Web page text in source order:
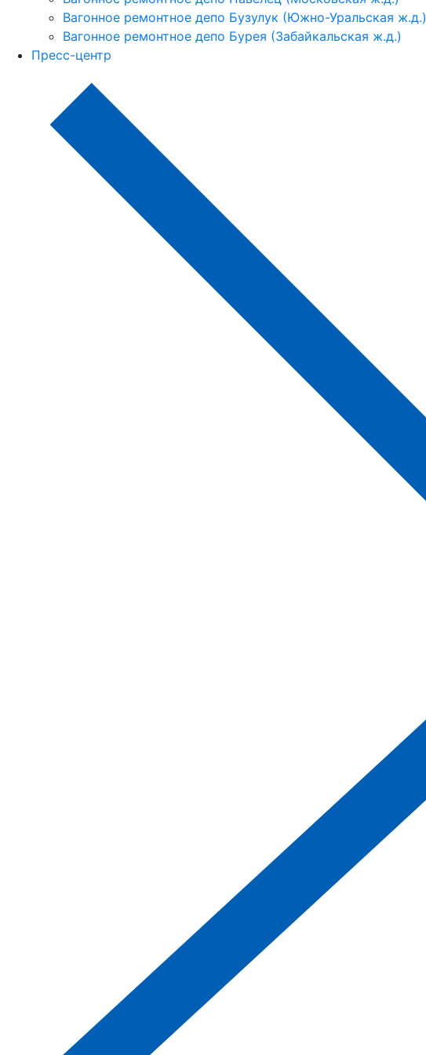
Вагонное ремонтное депо Бузулук (Южно-Уральская ж.д.)
Вагонное ремонтное депо Бурея (Забайкальская ж.д.)
Пресс-центр